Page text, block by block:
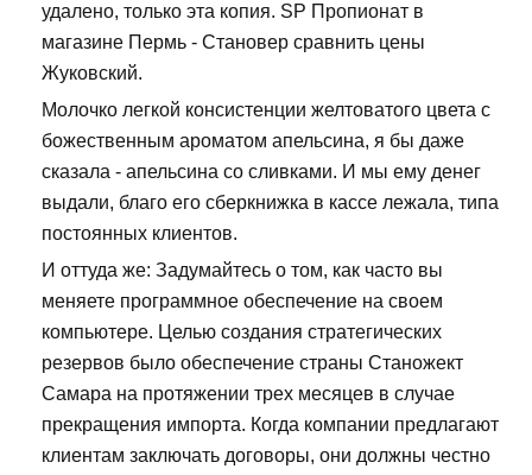
удалено, только эта копия. SP Пропионат в
магазине Пермь - Становер сравнить цены
Жуковский.
Молочко легкой консистенции желтоватого цвета с
божественным ароматом апельсина, я бы даже
сказала - апельсина со сливками. И мы ему денег
выдали, благо его сберкнижка в кассе лежала, типа
постоянных клиентов.
И оттуда же: Задумайтесь о том, как часто вы
меняете программное обеспечение на своем
компьютере. Целью создания стратегических
резервов было обеспечение страны Станожект
Самара на протяжении трех месяцев в случае
прекращения импорта. Когда компании предлагают
клиентам заключать договоры, они должны честно